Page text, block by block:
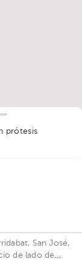
prótesis
San José,
de lado de